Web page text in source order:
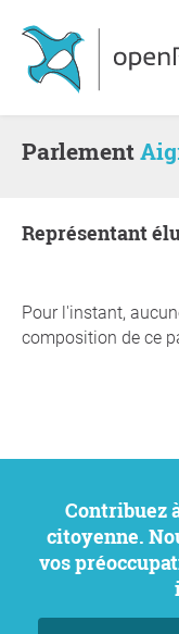
Parlement
Représentant
Pour l'instant,
composition de ce
Contribuez à renforcer la participation
citoyenne.
vos